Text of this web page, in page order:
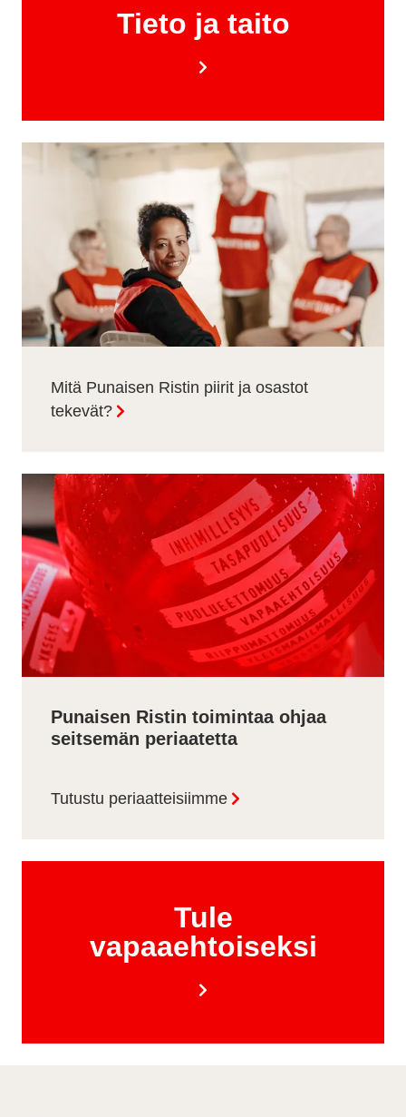
Tieto ja taito
Mitä Punaisen Ristin piirit ja osastot
tekevät?
Punaisen Ristin toimintaa ohjaa
seitsemän periaatetta
Tutustu periaatteisiimme
Tule
vapaaehtoiseksi